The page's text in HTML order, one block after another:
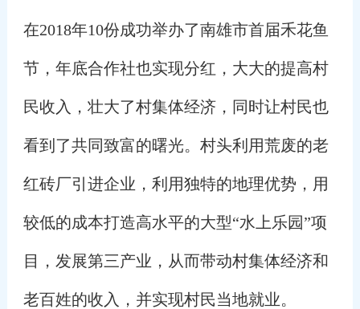
在2018年10份成功举办了南雄市首届禾花鱼
节，年底合作社也实现分红，大大的提高村
民收入，壮大了村集体经济，同时让村民也
看到了共同致富的曙光。村头利用荒废的老
红砖厂引进企业，利用独特的地理优势，用
较低的成本打造高水平的大型“水上乐园”项
目，发展第三产业，从而带动村集体经济和
老百姓的收入，并实现村民当地就业。